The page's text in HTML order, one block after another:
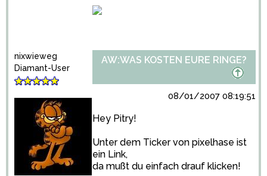
nixwieweg
Diamant-User
AW:WAS KOSTEN EURE RINGE?
08/01/2007 08:19:51
Hey Pitry!
Unter dem Ticker von pixelhase ist
ein Link,
da mußt du einfach drauf klicken!